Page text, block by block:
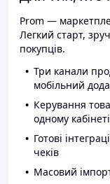
Prom —
Легкий старт,
покупців.
Три канали
мобільний
Керування
одному кабінеті
Готові
чеків
Масовий